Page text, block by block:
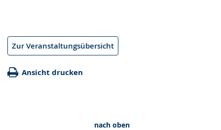
Zur Veranstaltungsübersicht
Ansicht drucken
nach oben